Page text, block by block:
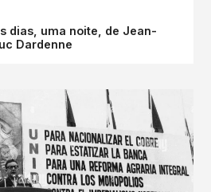
dias, uma noite, de Jean-
Dardenne